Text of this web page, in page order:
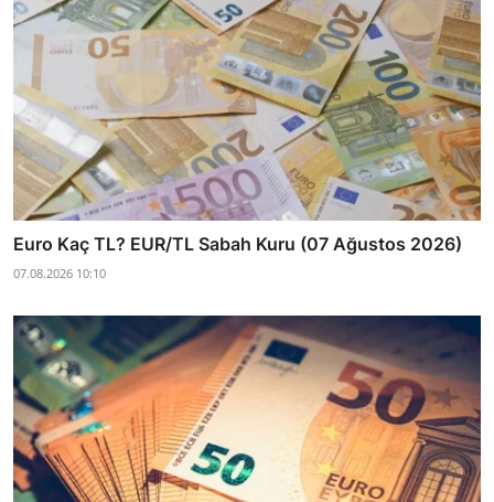
Euro Kaç TL? EUR/TL Sabah Kuru (07 Ağustos 2026)
07.08.2026 10:10